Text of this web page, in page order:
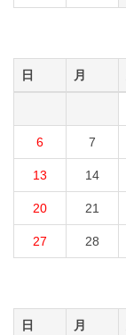
日 月
6 7
13 14
20 21
27 28
日 月